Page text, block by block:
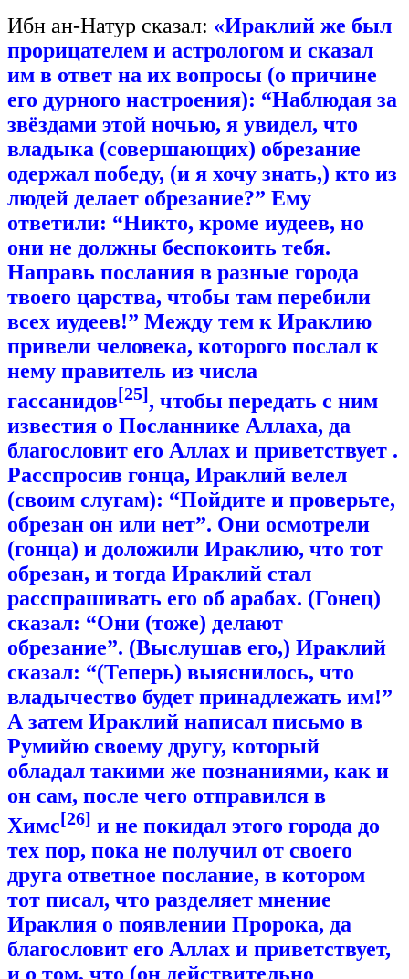
Ибн ан-Натур сказал: «Ираклий же был
прорицателем и астрологом и сказал
им в ответ на их вопросы (о причине
его дурного настроения): “Наблюдая за
звёздами этой ночью, я увидел, что
владыка (совершающих) обрезание
одержал победу, (и я хочу знать,) кто из
людей делает обрезание?” Ему
ответили: “Никто, кроме иудеев, но
они не должны беспокоить тебя.
Направь послания в разные города
твоего царства, чтобы там перебили
всех иудеев!” Между тем к Ираклию
привели человека, которого послал к
нему правитель из числа
гассанидов[25], чтобы передать с ним
известия о Посланнике Аллаха, да
благословит его Аллах и приветствует .
Расспросив гонца, Ираклий велел
(своим слугам): “Пойдите и проверьте,
обрезан он или нет”. Они осмотрели
(гонца) и доложили Ираклию, что тот
обрезан, и тогда Ираклий стал
расспрашивать его об арабах. (Гонец)
сказал: “Они (тоже) делают
обрезание”. (Выслушав его,) Ираклий
сказал: “(Теперь) выяснилось, что
владычество будет принадлежать им!”
А затем Ираклий написал письмо в
Румийю своему другу, который
обладал такими же познаниями, как и
он сам, после чего отправился в
Химс[26] и не покидал этого города до
тех пор, пока не получил от своего
друга ответное послание, в котором
тот писал, что разделяет мнение
Ираклия о появлении Пророка, да
благословит его Аллах и приветствует,
и о том, что (он действительно